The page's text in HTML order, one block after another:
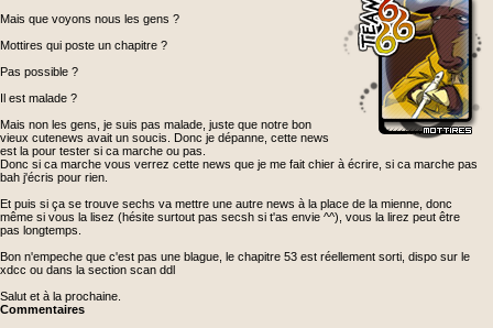
Mais que voyons nous les gens ?
Mottires qui poste un chapitre ?
Pas possible ?
Il est malade ?
Mais non les gens, je suis pas malade, juste que notre bon
vieux cutenews avait un soucis. Donc je dépanne, cette news
est la pour tester si ca marche ou pas.
Donc si ca marche vous verrez cette news que je me fait chier à écrire, si ca marche pas
bah j'écris pour rien.
Et puis si ça se trouve sechs va mettre une autre news à la place de la mienne, donc
même si vous la lisez (hésite surtout pas secsh si t'as envie ^^), vous la lirez peut être
pas longtemps.
Bon n'empeche que c'est pas une blague, le chapitre 53 est réellement sorti, dispo sur le
xdcc ou dans la section scan ddl
Salut et à la prochaine.
Commentaires